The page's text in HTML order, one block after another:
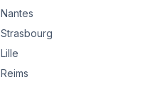
Nantes
Strasbourg
Lille
Reims